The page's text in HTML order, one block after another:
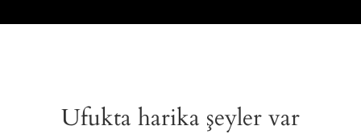
Ufukta harika şeyler var